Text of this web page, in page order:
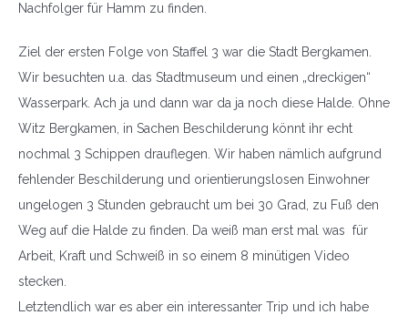
Nachfolger für Hamm zu finden.
Ziel der ersten Folge von Staffel 3 war die Stadt Bergkamen.
Wir besuchten u.a. das Stadtmuseum und einen „dreckigen“
Wasserpark. Ach ja und dann war da ja noch diese Halde. Ohne
Witz Bergkamen, in Sachen Beschilderung könnt ihr echt
nochmal 3 Schippen drauflegen. Wir haben nämlich aufgrund
fehlender Beschilderung und orientierungslosen Einwohner
ungelogen 3 Stunden gebraucht um bei 30 Grad, zu Fuß den
Weg auf die Halde zu finden. Da weiß man erst mal was für
Arbeit, Kraft und Schweiß in so einem 8 minütigen Video
stecken.
Letztendlich war es aber ein interessanter Trip und ich habe